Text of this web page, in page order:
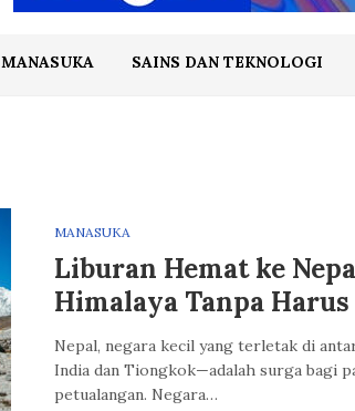
MANASUKA SAINS DAN TEKNOLOGI
MANASUKA
Liburan Hemat ke
Himalaya Tanpa
Nepal, negara kecil yang terletak di
India dan Tiongkok—adalah surga bagi
petualangan. Negara…